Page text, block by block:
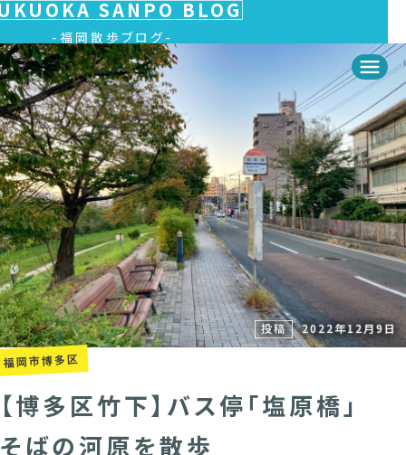
SANPO BLOG
福岡散歩ブログ
投稿 2022年12月9日
福岡市博多区
【博多区竹下】バス停「塩原橋」
そばの河原を散歩